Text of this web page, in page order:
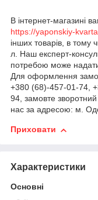
В інтернет-магазині
https://yaponskiy-
інших товарів, в тому
л. Наш експерт-
потребою може
Для оформлення
+380 (68)-457-01-74,
94, замовте
нас за адресою: м.
Приховати
Характеристики
Основні